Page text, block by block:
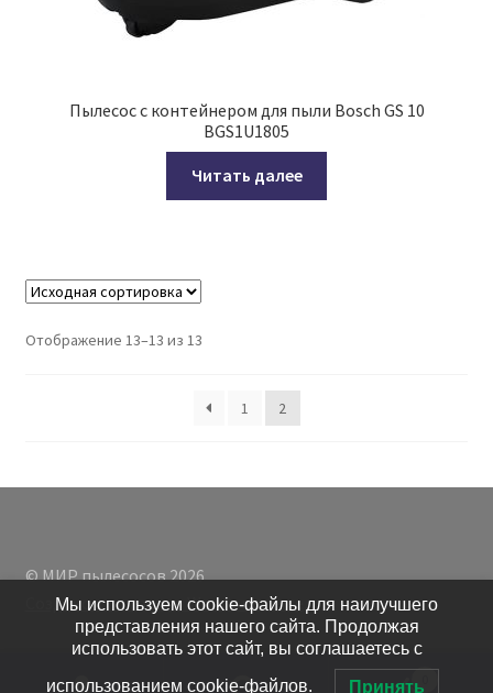
Пылесос с контейнером для пыли Bosch GS 10
BGS1U1805
Читать далее
Отображение 13–13 из 13
1 2
© МИР пылесосов 2026
Создано с помощью WooCommerce
Мы используем cookie-файлы для наилучшего
представления нашего сайта. Продолжая
использовать этот сайт, вы соглашаетесь с
использованием cookie-файлов. Принять